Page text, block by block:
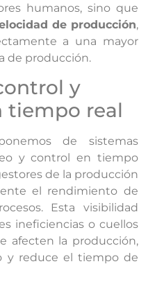
humanos, sino que
de producción,
a una mayor
de producción.
y
tiempo real
de sistemas
y control en tiempo
de la producción
el rendimiento de
Esta visibilidad
ineficiencias o cuellos
afecten la producción,
y reduce el tiempo de